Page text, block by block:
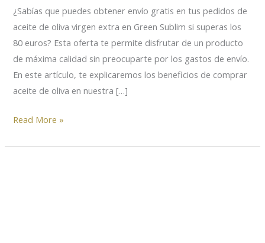
¿Sabías que puedes obtener envío gratis en tus pedidos de
aceite de oliva virgen extra en Green Sublim si superas los
80 euros? Esta oferta te permite disfrutar de un producto
de máxima calidad sin preocuparte por los gastos de envío.
En este artículo, te explicaremos los beneficios de comprar
aceite de oliva en nuestra […]
Envío
Read More »